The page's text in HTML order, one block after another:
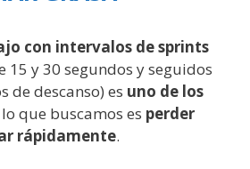
con intervalos de sprints
15 y 30 segundos y seguidos
de descanso) es uno de los
que buscamos es perder
rápidamente.